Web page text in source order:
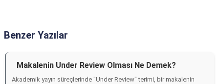
Benzer Yazılar
Makalenin Under Review Olması Ne Demek?
Akademik yayın süreçlerinde "Under Review" terimi, bir makalenin